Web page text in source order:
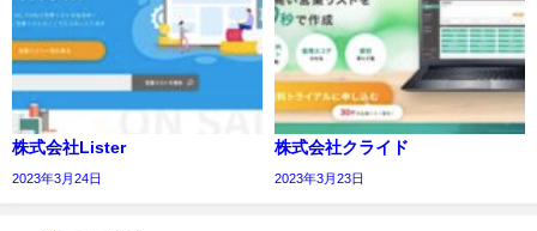
株式会社Lister
2023年3月24日
株式会社クライド
2023年3月23日